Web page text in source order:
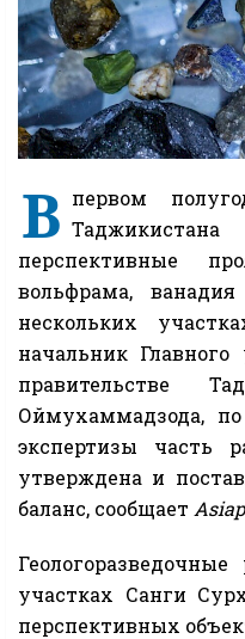
В первом
перспективные
вольфрама,
нескольких
начальник
правительстве
Оймухаммадзода,
экспертизы часть
утверждена и
баланс, сообщает
участках Санги
перспективных